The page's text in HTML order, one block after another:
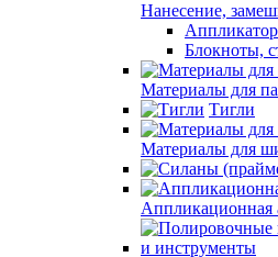
Нанесение,
Блокноты,
Материалы для
Тигли
Материалы для
Аппликационная